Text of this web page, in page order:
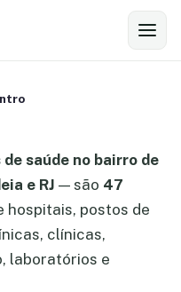
saúde no bairro de
e RJ — são 47
hospitais, postos de
clínicas,
laboratórios e